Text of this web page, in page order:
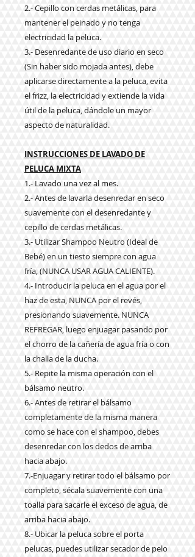
2.- Cepillo con cerdas metálicas, para
mantener el peinado y no tenga
electricidad la peluca.
3.- Desenredante de uso diario en seco
(Sin haber sido mojada antes), debe
aplicarse directamente a la peluca, evita
el frizz, la electricidad y extiende la vida
útil de la peluca, dándole un mayor
aspecto de naturalidad.
INSTRUCCIONES DE LAVADO DE
PELUCA MIXTA
1.- Lavado una vez al mes.
2.- Antes de lavarla desenredar en seco
suavemente con el desenredante y
cepillo de cerdas metálicas.
3.- Utilizar Shampoo Neutro (Ideal de
Bebé) en un tiesto siempre con agua
fría,(NUNCA USAR AGUA CALIENTE).
4.- Introducir la peluca en el agua por el
haz de esta, NUNCA por el revés,
presionando suavemente. NUNCA
REFREGAR, luego enjuagar pasando por
el chorro de la cañería de agua fría o con
la challa de la ducha.
5.- Repite la misma operación con el
bálsamo neutro.
6.- Antes de retirar el bálsamo
completamente de la misma manera
como se hace con el shampoo, debes
desenredar con los dedos de arriba
hacia abajo.
7.-Enjuagar y retirar todo el bálsamo por
completo, sécala suavemente con una
toalla para sacarle el exceso de agua, de
arriba hacia abajo.
8.- Ubicar la peluca sobre el porta
pelucas, puedes utilizar secador de pelo